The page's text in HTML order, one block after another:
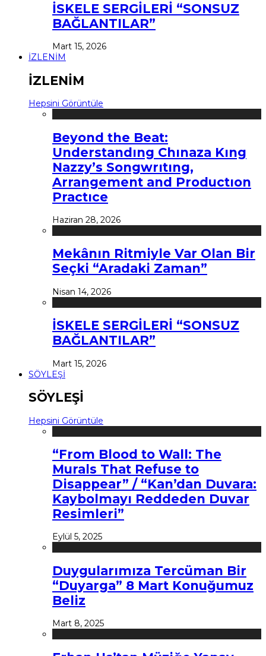
İSKELE SERGİLERİ “SONSUZ
BAĞLANTILAR”
Mart 15, 2026
İZLENİM
İZLENİM
Hepsini Görüntüle
Beyond the Beat:
Understandıng Chınaza Kıng
Nazzy’s Songwrıtıng,
Arrangement and Productıon
Practıce
Haziran 28, 2026
Mekânın Ritmiyle Var Olan Bir
Seçki “Aradaki Zaman”
Nisan 14, 2026
İSKELE SERGİLERİ “SONSUZ
BAĞLANTILAR”
Mart 15, 2026
SÖYLEŞİ
SÖYLEŞİ
Hepsini Görüntüle
“From Blood to Wall: The
Murals That Refuse to
Disappear” / “Kan’dan Duvara:
Kaybolmayı Reddeden Duvar
Resimleri”
Eylül 5, 2025
Duygularımıza Tercüman Bir
“Duyarga” 8 Mart Konuğumuz
Beliz
Mart 8, 2025